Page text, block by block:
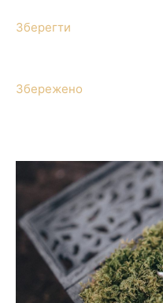
Зберегти
Збережено